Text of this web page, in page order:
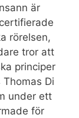
är
rörelsen,
tror att
principer
Di
under ett
för